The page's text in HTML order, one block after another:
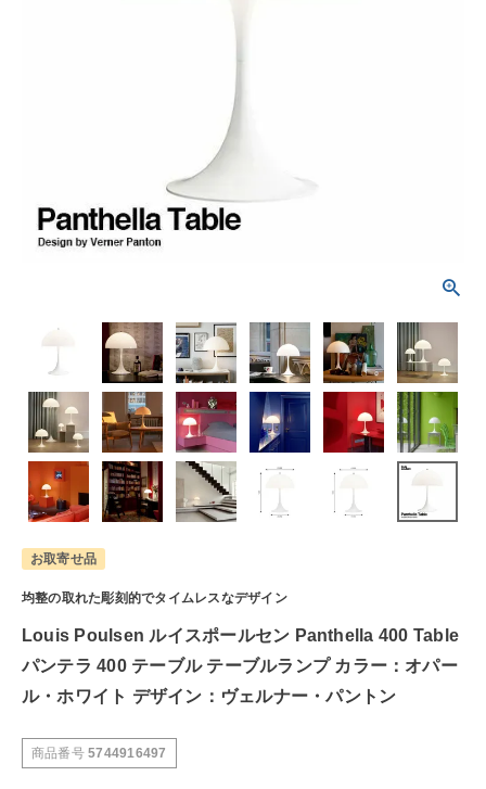
お取寄せ品
均整の取れた彫刻的でタイムレスなデザイン
Louis Poulsen ルイスポールセン Panthella 400 Table
パンテラ 400 テーブル テーブルランプ カラー：オパー
ル・ホワイト デザイン：ヴェルナー・パントン
商品番号 5744916497